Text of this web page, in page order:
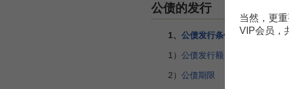
公债的发行
1、 公债发行条件
1） 公债发行额
2） 公债期限
当然，更
VIP会员，